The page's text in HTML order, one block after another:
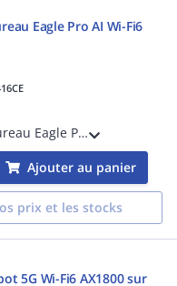
Eagle Pro AI Wi-Fi6
Routeur de bureau Eagle Pro AI Wi-Fi6 4G+ LTE Cat. 6 et backup auto WAN < -> 4G 3 ports LAN Gigabit - 1 port WAN Gigabit - Wi-Fi6 Mesh AX 1500
Ajouter au panier
prix et les stocks
5G Wi-Fi6 AX1800 sur